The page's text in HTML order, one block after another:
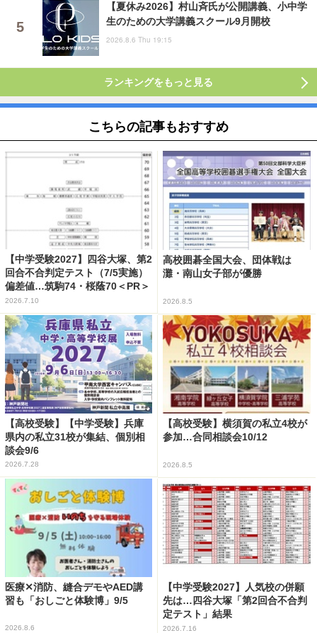
【夏休み2026】村山斉氏が公開講義、小中学
生のための大学講義スクール9月開校
2026.8.6 Thu 19:15
ランキングをもっと見る
こちらの記事もおすすめ
【中学受験2027】四谷大塚、第2
回合不合判定テスト（7/5実施）
偏差値…筑駒74・桜蔭70＜PR＞
2026.7.10
高校囲碁全国大会、団体戦は
灘・南山女子部が優勝
2026.8.5
【高校受験】【中学受験】兵庫
県内の私立31校が集結、個別相
談会9/6
2026.7.28
【高校受験】横須賀の私立4校が
参加…合同相談会10/12
2026.8.5
医療✕消防、縫合デモやAED講
習も「おしごと体験博」9/5
2026.8.6
【中学受験2027】人気校の併願
先は…四谷大塚「第2回合不合判
定テスト」結果
2026.7.16